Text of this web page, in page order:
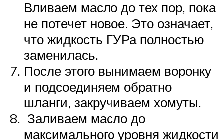
Вливаем масло до тех пор, пока
не потечет новое. Это означает,
что жидкость ГУРа полностью
заменилась.
После этого вынимаем воронку
и подсоединяем обратно
шланги, закручиваем хомуты.
Заливаем масло до
максимального уровня жидкости